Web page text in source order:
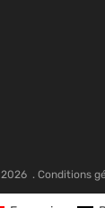
2026 . Conditions